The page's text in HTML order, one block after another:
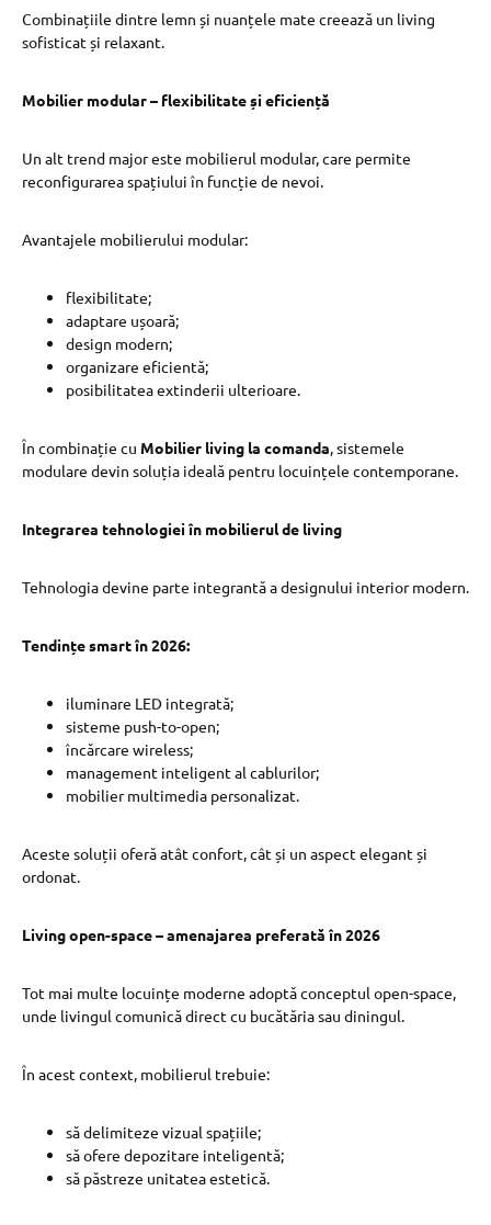
Combinațiile dintre lemn și nuanțele mate creează un living
sofisticat și relaxant.
Mobilier modular – flexibilitate și eficiență
Un alt trend major este mobilierul modular, care permite
reconfigurarea spațiului în funcție de nevoi.
Avantajele mobilierului modular:
flexibilitate;
adaptare ușoară;
design modern;
organizare eficientă;
posibilitatea extinderii ulterioare.
În combinație cu Mobilier living la comanda, sistemele
modulare devin soluția ideală pentru locuințele contemporane.
Integrarea tehnologiei în mobilierul de living
Tehnologia devine parte integrantă a designului interior modern.
Tendințe smart în 2026:
iluminare LED integrată;
sisteme push-to-open;
încărcare wireless;
management inteligent al cablurilor;
mobilier multimedia personalizat.
Aceste soluții oferă atât confort, cât și un aspect elegant și
ordonat.
Living open-space – amenajarea preferată în 2026
Tot mai multe locuințe moderne adoptă conceptul open-space,
unde livingul comunică direct cu bucătăria sau diningul.
În acest context, mobilierul trebuie:
să delimiteze vizual spațiile;
să ofere depozitare inteligentă;
să păstreze unitatea estetică.